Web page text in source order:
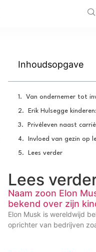
Inhoudsopgave
Van ondernemer tot
Erik Hulsegge
Privéleven naast
Invloed van gezin op
Lees verder
Lees
Naam zoon Elon
bekend over zijn
Elon Musk is wereldwijd
oprichter van bedrijven